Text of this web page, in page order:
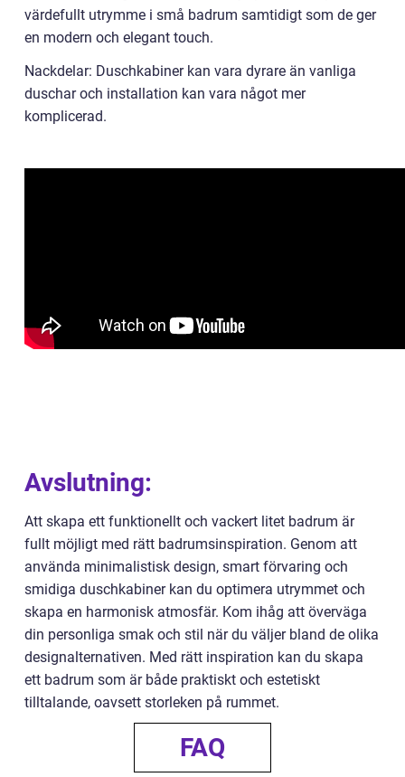
värdefullt utrymme i små badrum samtidigt som de ger
en modern och elegant touch.
Nackdelar: Duschkabiner kan vara dyrare än vanliga
duschar och installation kan vara något mer
komplicerad.
Avslutning:
Att skapa ett funktionellt och vackert litet badrum är
fullt möjligt med rätt badrumsinspiration. Genom att
använda minimalistisk design, smart förvaring och
smidiga duschkabiner kan du optimera utrymmet och
skapa en harmonisk atmosfär. Kom ihåg att överväga
din personliga smak och stil när du väljer bland de olika
designalternativen. Med rätt inspiration kan du skapa
ett badrum som är både praktiskt och estetiskt
tilltalande, oavsett storleken på rummet.
FAQ